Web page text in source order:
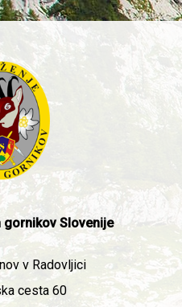
gornikov Slovenije
v Radovljici
cesta 60